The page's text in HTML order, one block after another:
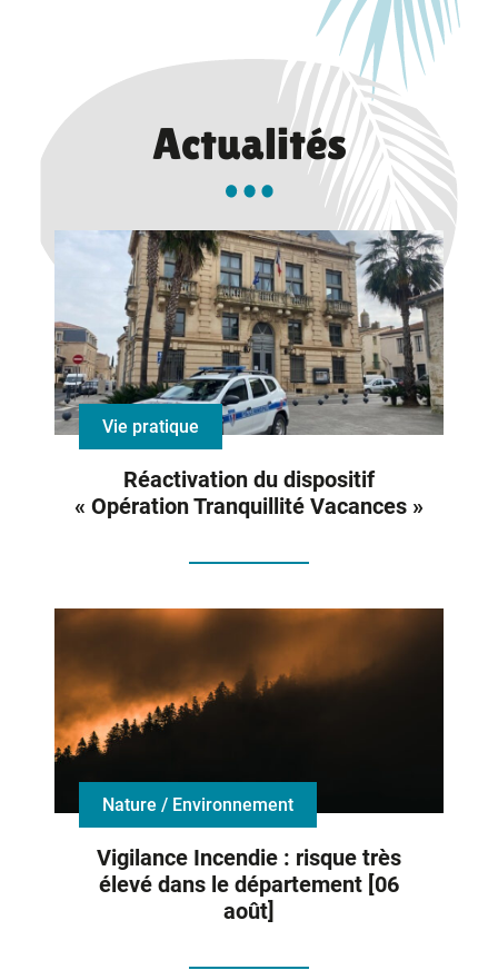
Actualités
Vie pratique
Réactivation du dispositif
« Opération Tranquillité Vacances »
Nature / Environnement
Vigilance Incendie : risque très
élevé dans le département [06
août]